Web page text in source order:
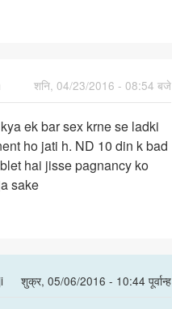
शनि, 04/23/2016 - 08:54 बजे
ek bar sex krne se ladki
ho jati h. ND 10 din k bad
hai jisse pagnancy ko
sake
शुक्र, 05/06/2016 - 10:44 पूर्वान्ह
In